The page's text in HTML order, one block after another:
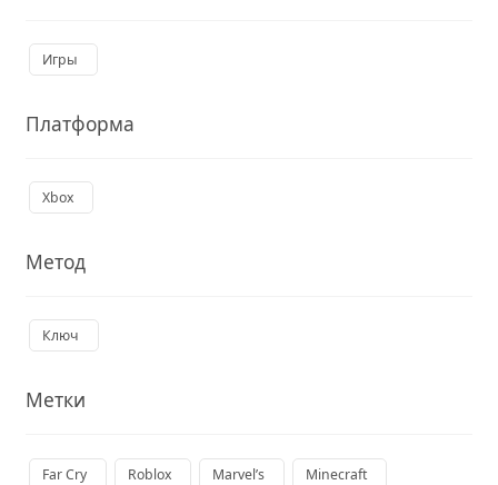
Игры
Платформа
Xbox
Метод
Ключ
Метки
Far Cry Roblox Marvel’s Minecraft